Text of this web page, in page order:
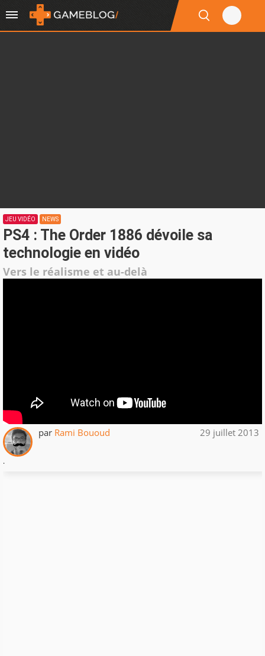
JEU VIDÉO NEWS
PS4 : The Order 1886 dévoile sa
technologie en vidéo
Vers le réalisme et au-delà
par Rami Bououd 29 juillet 2013
.